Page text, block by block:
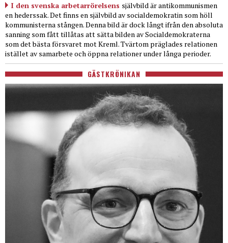
I den svenska arbetarrörelsens självbild är antikommunismen
en hederssak. Det finns en självbild av socialdemokratin som höll
kommunisterna stången. Denna bild är dock långt ifrån den absoluta
sanning som fått tillåtas att sätta bilden av Socialdemokraterna
som det bästa försvaret mot Kreml. Tvärtom präglades relationen
istället av samarbete och öppna relationer under långa perioder.
GÄSTKRÖNIKAN